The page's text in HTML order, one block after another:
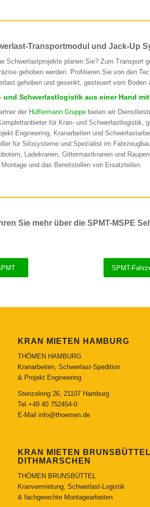
Transportmodul und Jack-Up
Schwerlastprojekte planen Sie? Zum Transport
gehoben werden. Profitieren Sie von den
gehoben und gesenkt, gesteuert vom
und Schwerlastlogistik aus einer Hand
der Hüffermann Gruppe bieten wir
für Kran- und Schwerlastlogistik,
Engineering, Kranarbeiten und
für Silosysteme und Spezialist im
Ladekranen, Gittermastkranen und
Montage und das Bereitstellen von Ersatzteilen.
Sie mehr über die SPMT-MSPE
SPMT-
KRAN MIETEN HAMBURG
THÖMEN HAMBURG
Kranarbeiten, Schwerlast-Spedition
& Projekt Engineering
Stenzelring 26, 21107 Hamburg
Tel +49 40 752454-0
E-Mail info@thoemen.de
KRAN MIETEN
DITHMARSCHEN
THÖMEN BRUNSBÜTTEL
Kranvermietung, Schwerlast-Logistik
& fachgerechte Montagearbeiten